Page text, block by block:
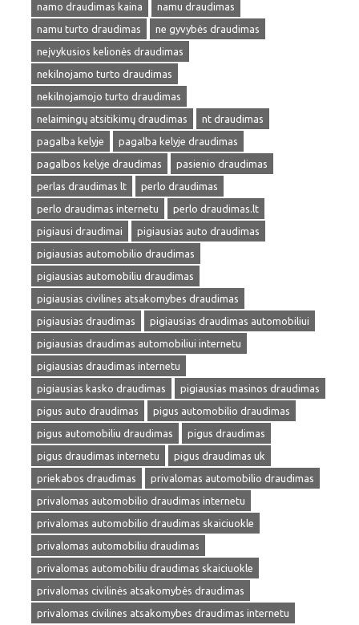
namo draudimas kaina
namu draudimas
namu turto draudimas
ne gyvybės draudimas
neįvykusios kelionės draudimas
nekilnojamo turto draudimas
nekilnojamojo turto draudimas
nelaimingų atsitikimų draudimas
nt draudimas
pagalba kelyje
pagalba kelyje draudimas
pagalbos kelyje draudimas
pasienio draudimas
perlas draudimas lt
perlo draudimas
perlo draudimas internetu
perlo draudimas.lt
pigiausi draudimai
pigiausias auto draudimas
pigiausias automobilio draudimas
pigiausias automobiliu draudimas
pigiausias civilines atsakomybes draudimas
pigiausias draudimas
pigiausias draudimas automobiliui
pigiausias draudimas automobiliui internetu
pigiausias draudimas internetu
pigiausias kasko draudimas
pigiausias masinos draudimas
pigus auto draudimas
pigus automobilio draudimas
pigus automobiliu draudimas
pigus draudimas
pigus draudimas internetu
pigus draudimas uk
priekabos draudimas
privalomas automobilio draudimas
privalomas automobilio draudimas internetu
privalomas automobilio draudimas skaiciuokle
privalomas automobiliu draudimas
privalomas automobiliu draudimas skaiciuokle
privalomas civilinės atsakomybės draudimas
privalomas civilines atsakomybes draudimas internetu